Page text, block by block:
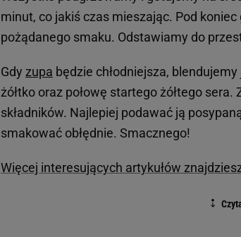
minut, co jakiś czas mieszając. Pod
pożądanego smaku. Odstawiamy do
Gdy zupa będzie chłodniejsza,
żółtko oraz połowę startego żółtego
składników. Najlepiej podawać ją
smakować obłędnie. Smacznego!
Więcej interesujących artykułów